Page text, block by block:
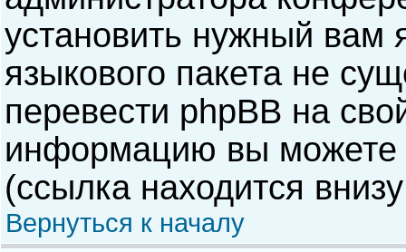
установить нужный вам
языкового пакета не
перевести phpBB на
информацию вы можете
(ссылка находится
Вернуться к началу